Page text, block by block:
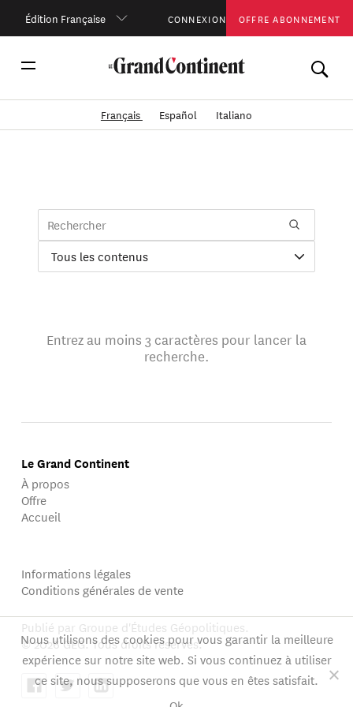
Édition Française CONNEXION OFFRE ABONNEMENT
Français Español Italiano
Entrez au moins 3 caractères pour lancer la
recherche.
Le Grand Continent
À propos
Offre
Accueil
Informations légales
Conditions générales de vente
Publié par Groupe d'Études Géopolitiques.
© 2026 GEG. Tous droits réservés.
Nous utilisons des cookies pour vous garantir la meilleure
expérience sur notre site web. Si vous continuez à utiliser
ce site, nous supposerons que vous en êtes satisfait.